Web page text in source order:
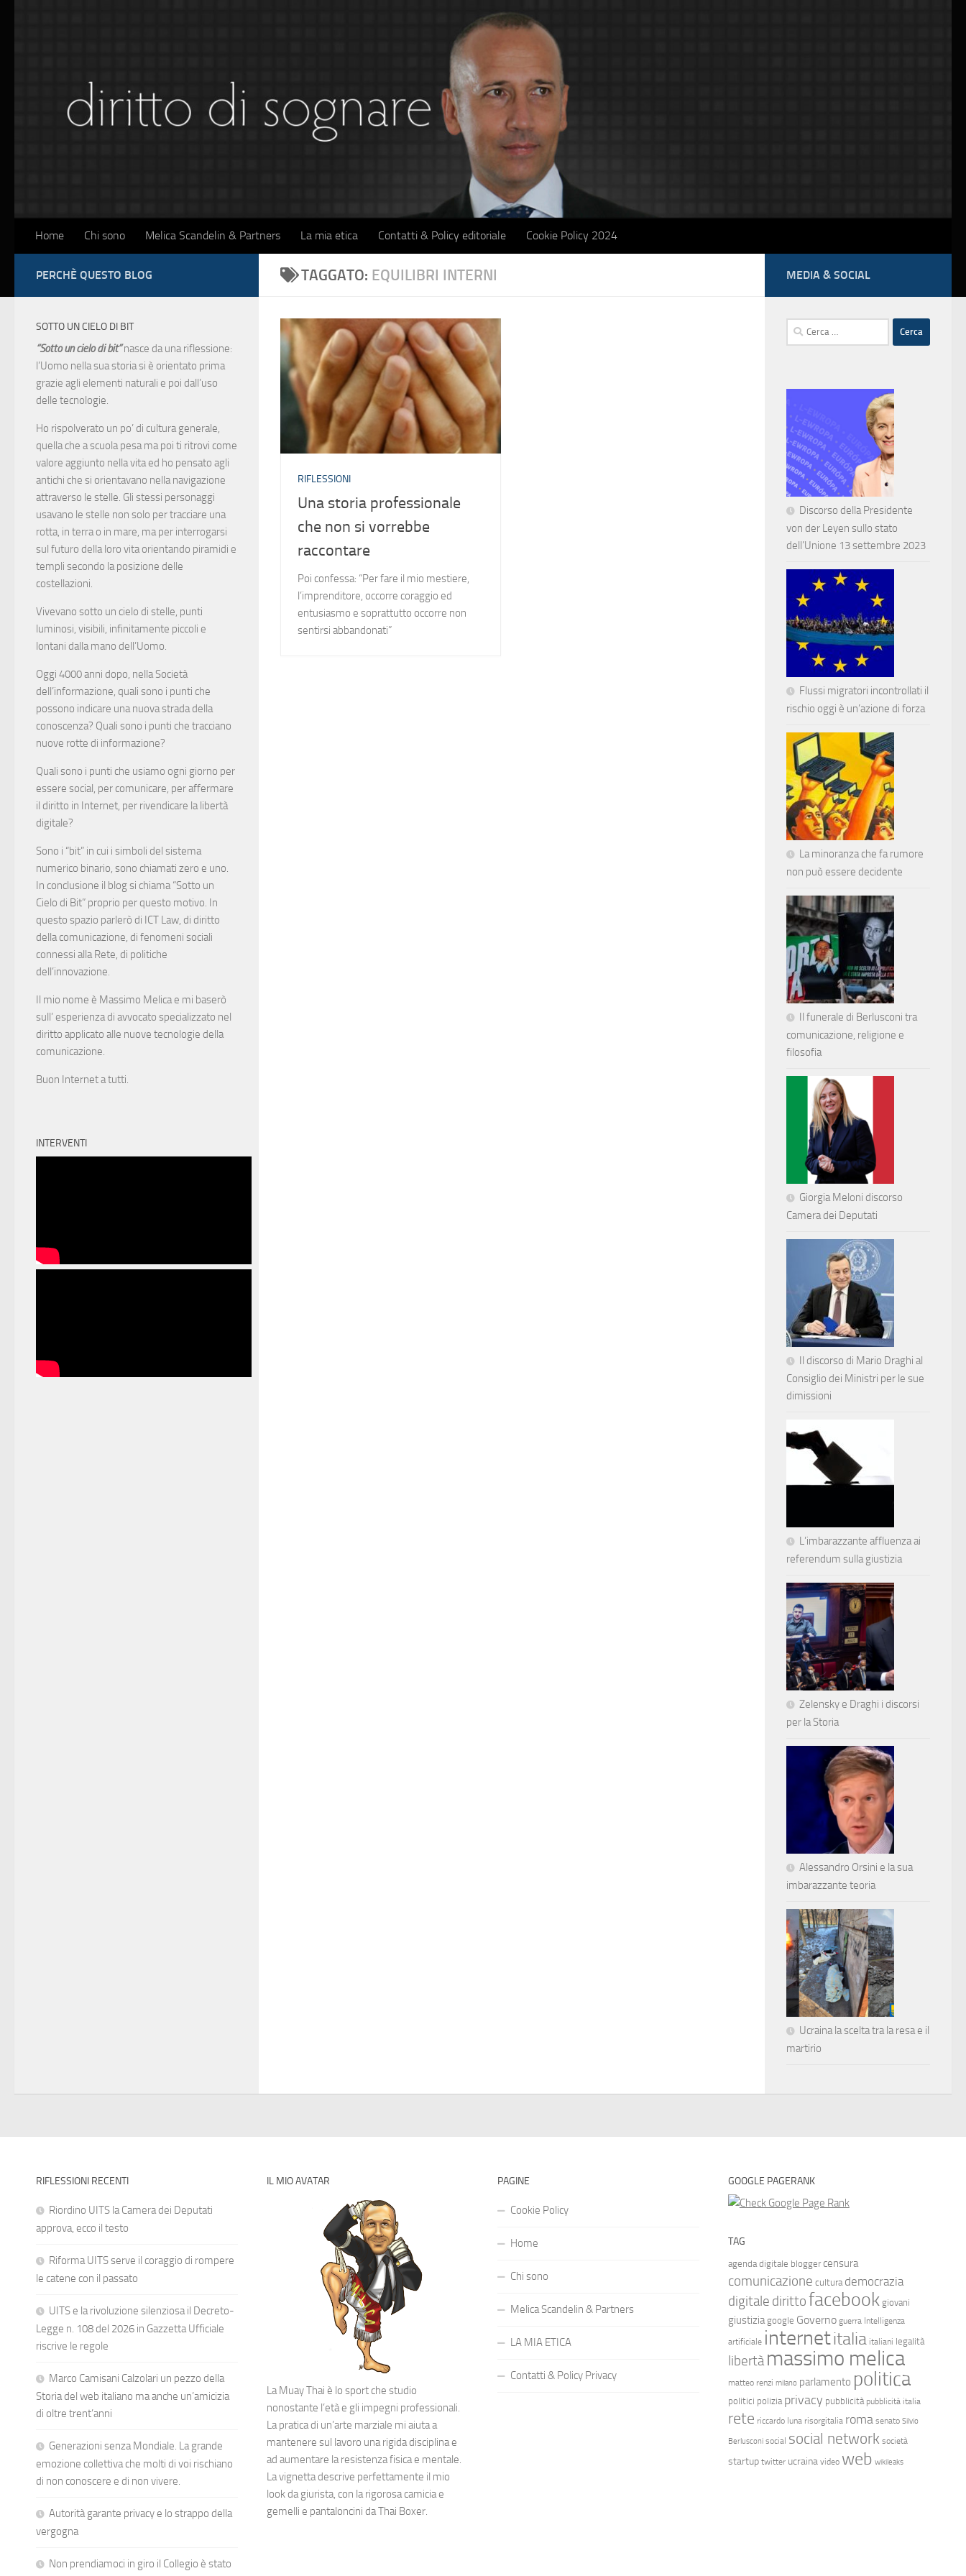
Home Chi sono Melica Scandelin & Partners La mia etica Contatti & Policy editoriale Cookie Policy 2024
TAGGATO: EQUILIBRI INTERNI
RIFLESSIONI
Una storia professionale
che non si vorrebbe
raccontare
Poi confessa: “Per fare il mio mestiere,
l’imprenditore, occorre coraggio ed
entusiasmo e soprattutto occorre non
sentirsi abbandonati”
PERCHÈ QUESTO BLOG
SOTTO UN CIELO DI BIT
“Sotto un cielo di bit”nasce da una riflessione:
l’Uomo nella sua storia si è orientato prima
grazie agli elementi naturali e poi dall’uso
delle tecnologie.
Ho rispolverato un po’ di cultura generale,
quella che a scuola pesa ma poi ti ritrovi come
valore aggiunto nella vita ed ho pensato agli
antichi che si orientavano nella navigazione
attraverso le stelle. Gli stessi personaggi
usavano le stelle non solo per tracciare una
rotta, in terra o in mare, ma per interrogarsi
sul futuro della loro vita orientando piramidi e
templi secondo la posizione delle
costellazioni.
Vivevano sotto un cielo di stelle, punti
luminosi, visibili, infinitamente piccoli e
lontani dalla mano dell’Uomo.
Oggi 4000 anni dopo, nella Società
dell’informazione, quali sono i punti che
possono indicare una nuova strada della
conoscenza? Quali sono i punti che tracciano
nuove rotte di informazione?
Quali sono i punti che usiamo ogni giorno per
essere social, per comunicare, per affermare
il diritto in Internet, per rivendicare la libertà
digitale?
Sono i “bit” in cui i simboli del sistema
numerico binario, sono chiamati zero e uno.
In conclusione il blog si chiama “Sotto un
Cielo di Bit” proprio per questo motivo. In
questo spazio parlerò di ICT Law, di diritto
della comunicazione, di fenomeni sociali
connessi alla Rete, di politiche
dell’innovazione.
Il mio nome è Massimo Melica e mi baserò
sull’ esperienza di avvocato specializzato nel
diritto applicato alle nuove tecnologie della
comunicazione.
Buon Internet a tutti.
INTERVENTI
MEDIA & SOCIAL
Ricerca
per:
Discorso della Presidente
von der Leyen sullo stato
dell’Unione 13 settembre 2023
Flussi migratori incontrollati il
rischio oggi è un’azione di forza
La minoranza che fa rumore
non può essere decidente
Il funerale di Berlusconi tra
comunicazione, religione e
filosofia
Giorgia Meloni discorso
Camera dei Deputati
Il discorso di Mario Draghi al
Consiglio dei Ministri per le sue
dimissioni
L’imbarazzante affluenza ai
referendum sulla giustizia
Zelensky e Draghi i discorsi
per la Storia
Alessandro Orsini e la sua
imbarazzante teoria
Ucraina la scelta tra la resa e il
martirio
RIFLESSIONI RECENTI
Riordino UITS la Camera dei Deputati
approva, ecco il testo
Riforma UITS serve il coraggio di rompere
le catene con il passato
UITS e la rivoluzione silenziosa il Decreto-
Legge n. 108 del 2026 in Gazzetta Ufficiale
riscrive le regole
Marco Camisani Calzolari un pezzo della
Storia del web italiano ma anche un’amicizia
di oltre trent’anni
Generazioni senza Mondiale. La grande
emozione collettiva che molti di voi rischiano
di non conoscere e di non vivere.
Autorità garante privacy e lo strappo della
vergogna
Non prendiamoci in giro il Collegio è stato
IL MIO AVATAR
La Muay Thai è lo sport che studio
nonostante l’età e gli impegni professionali.
La pratica di un’arte marziale mi aiuta a
mantenere sul lavoro una rigida disciplina e
ad aumentare la resistenza fisica e mentale.
La vignetta descrive perfettamente il mio
look da giurista, con la rigorosa camicia e
gemelli e pantaloncini da Thai Boxer.
PAGINE
Cookie Policy
Home
Chi sono
Melica Scandelin & Partners
LA MIA ETICA
Contatti & Policy Privacy
GOOGLE PAGERANK
TAG
agenda digitale blogger censura
comunicazione cultura democrazia
digitale dirittofacebook giovani
giustizia google Governo guerra Intelligenza
artificiale internetitalia italiani legalità
libertà massimo melica
matteo renzi milano parlamento politica
politici polizia privacy pubblicità pubblicità italia
rete riccardo luna risorgitalia roma senato Silvio
Berlusconi social social network società
startup twitter ucraina video web wikileaks